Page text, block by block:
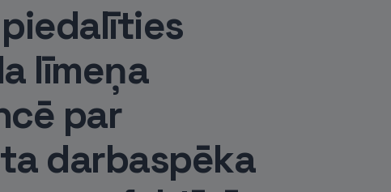
līmeņa
par
darbaspēka